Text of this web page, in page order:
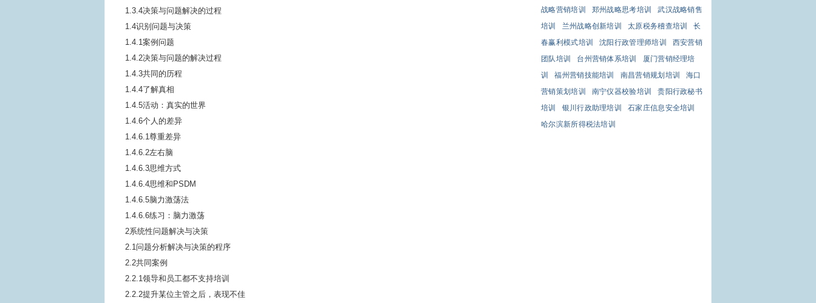
1.3.4决策与问题解决的过程
1.4识别问题与决策
1.4.1案例问题
1.4.2决策与问题的解决过程
1.4.3共同的历程
1.4.4了解真相
1.4.5活动：真实的世界
1.4.6个人的差异
1.4.6.1尊重差异
1.4.6.2左右脑
1.4.6.3思维方式
1.4.6.4思维和PSDM
1.4.6.5脑力激荡法
1.4.6.6练习：脑力激荡
2系统性问题解决与决策
2.1问题分析解决与决策的程序
2.2共同案例
2.2.1领导和员工都不支持培训
2.2.2提升某位主管之后，表现不佳
战略营销培训
郑州战略思考培训
武汉战略销售
培训
兰州战略创新培训 太原税务稽查培训
长
春赢利模式培训
沈阳行政管理师培训
西安营销
团队培训
台州营销体系培训
厦门营销经理培
训
福州营销技能培训 南昌营销规划培训
海口
营销策划培训
南宁仪器校验培训
贵阳行政秘书
培训
银川行政助理培训
石家庄信息安全培训
哈尔滨新所得税法培训